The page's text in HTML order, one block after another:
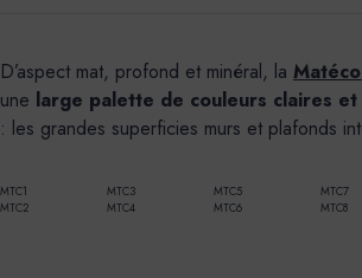
D’aspect mat, profond et minéral, la Matéco
une large palette de couleurs claires
: les grandes superficies murs et plafonds
MTC1
MTC2
MTC3
MTC4
MTC5
MTC6
MTC7
MTC8